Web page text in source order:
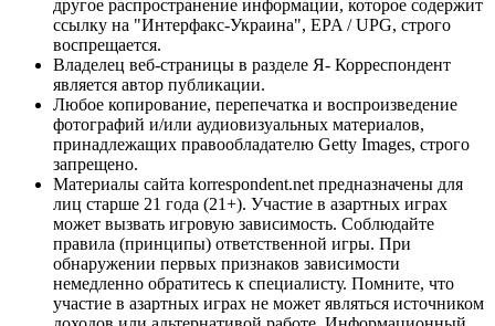
другое распространение информации, которое содержит
ссылку на "Интерфакс-Украина", EPA / UPG, строго
воспрещается.
Владелец веб-страницы в разделе Я- Корреспондент
является автор публикации.
Любое копирование, перепечатка и воспроизведение
фотографий и/или аудиовизуальных материалов,
принадлежащих правообладателю Getty Images, строго
запрещено.
Материалы сайта korrespondent.net предназначены для
лиц старше 21 года (21+). Участие в азартных играх
может вызвать игровую зависимость. Соблюдайте
правила (принципы) ответственной игры. При
обнаружении первых признаков зависимости
немедленно обратитесь к специалисту. Помните, что
участие в азартных играх не может являться источником